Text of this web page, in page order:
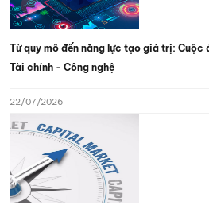
Từ quy mô đến năng lực tạo giá trị: Cuộc
Tài chính - Công nghệ
22/07/2026